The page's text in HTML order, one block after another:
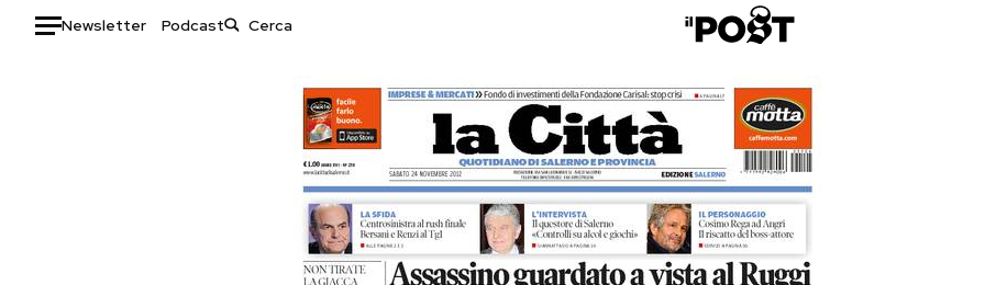
Newsletter Podcast
Moda
Consumismi
Storie/Idee